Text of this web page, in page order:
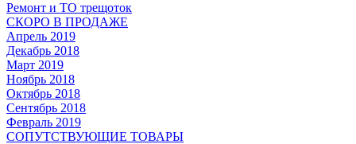
Ремонт и ТО трещоток
СКОРО В ПРОДАЖЕ
Апрель 2019
Декабрь 2018
Март 2019
Ноябрь 2018
Октябрь 2018
Сентябрь 2018
Февраль 2019
СОПУТСТВУЮЩИЕ ТОВАРЫ